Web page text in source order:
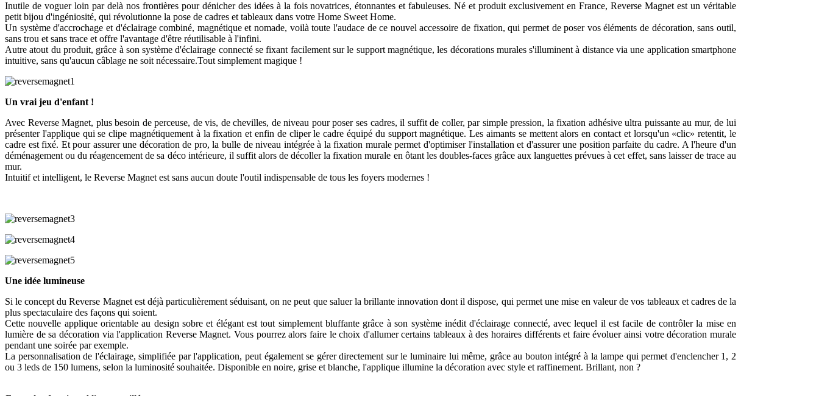
Inutile de voguer loin par delà nos frontières pour dénicher des idées à la fois novatrices, étonnantes et fabuleuses. Né et produit exclusivement en France, Reverse Magnet est un véritable
petit bijou d'ingéniosité, qui révolutionne la pose de cadres et tableaux dans votre Home Sweet Home.
Un système d'accrochage et d'éclairage combiné, magnétique et nomade, voilà toute l'audace de ce nouvel accessoire de fixation, qui permet de poser vos éléments de décoration, sans outil,
sans trou et sans trace et offre l'avantage d'être réutilisable à l'infini.
Autre atout du produit, grâce à son système d'éclairage connecté se fixant facilement sur le support magnétique, les décorations murales s'illuminent à distance via une application smartphone
intuitive, sans qu'aucun câblage ne soit nécessaire.Tout simplement magique !
Un vrai jeu d'enfant !
Avec Reverse Magnet, plus besoin de perceuse, de vis, de chevilles, de niveau pour poser ses cadres, il suffit de coller, par simple pression, la fixation adhésive ultra puissante au mur, de lui
présenter l'applique qui se clipe magnétiquement à la fixation et enfin de cliper le cadre équipé du support magnétique. Les aimants se mettent alors en contact et lorsqu'un «clic» retentit, le
cadre est fixé. Et pour assurer une décoration de pro, la bulle de niveau intégrée à la fixation murale permet d'optimiser l'installation et d'assurer une position parfaite du cadre. A l'heure d'un
déménagement ou du réagencement de sa déco intérieure, il suffit alors de décoller la fixation murale en ôtant les doubles-faces grâce aux languettes prévues à cet effet, sans laisser de trace au
mur.
Intuitif et intelligent, le Reverse Magnet est sans aucun doute l'outil indispensable de tous les foyers modernes !
Une idée lumineuse
Si le concept du Reverse Magnet est déjà particulièrement séduisant, on ne peut que saluer la brillante innovation dont il dispose, qui permet une mise en valeur de vos tableaux et cadres de la
plus spectaculaire des façons qui soient.
Cette nouvelle applique orientable au design sobre et élégant est tout simplement bluffante grâce à son système inédit d'éclairage connecté, avec lequel il est facile de contrôler la mise en
lumière de sa décoration via l'application Reverse Magnet. Vous pourrez alors faire le choix d'allumer certains tableaux à des horaires différents et faire évoluer ainsi votre décoration murale
pendant une soirée par exemple.
La personnalisation de l'éclairage, simplifiée par l'application, peut également se gérer directement sur le luminaire lui même, grâce au bouton intégré à la lampe qui permet d'enclencher 1, 2
ou 3 leds de 150 lumens, selon la luminosité souhaitée. Disponible en noire, grise et blanche, l'applique illumine la décoration avec style et raffinement. Brillant, non ?